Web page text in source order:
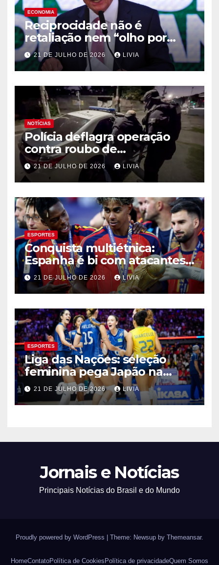
ECONOMIA
Reciprocidade não é
retaliação nem “olho por
olho”, diz Alckmin
21 DE JULHO DE 2026 LIVIA
NOTÍCIAS
Polícia deflagra operação
contra roubo de
medicamentos oncológicos
21 DE JULHO DE 2026 LIVIA
ESPORTES
Conquista multiétnica:
Espanha é bi com atacantes
filhos de imigrantes
21 DE JULHO DE 2026 LIVIA
ESPORTES
Liga das Nações: seleção
feminina pega Japão na
quarta em 1º mata-mata
21 DE JULHO DE 2026 LIVIA
Jornais e Notícias
Principais Notícias do Brasil e do Mundo
Proudly powered by WordPress | Theme: Newsup by Themeansar.
HomeContatoPolítica de Cookies Política de privacidadeQuem Somos